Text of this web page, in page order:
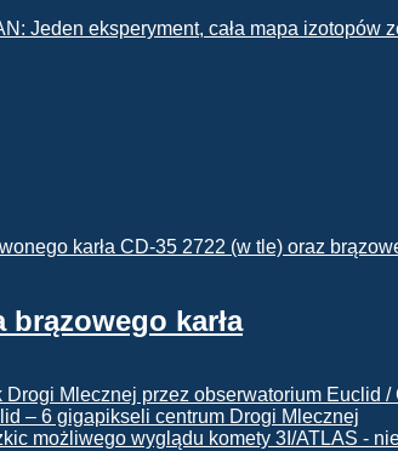
Jeden eksperyment, cała mapa izotopów
karła
– 6 gigapikseli centrum Drogi Mlecznej